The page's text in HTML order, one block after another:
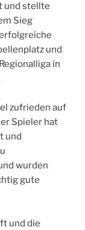
und stellte
Sieg
und
in
zufrieden auf
Spieler hat
und
wurden
gute
und die